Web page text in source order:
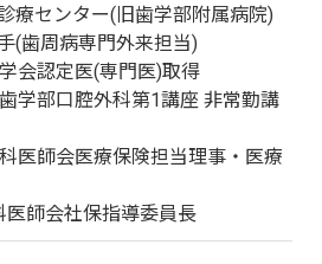
療センター(旧歯学部附属病院)
(歯周病専門外来担当)
会認定医(専門医)取得
学部口腔外科第1講座 非常勤講
医師会医療保険担当理事・医療
師会社保指導委員長